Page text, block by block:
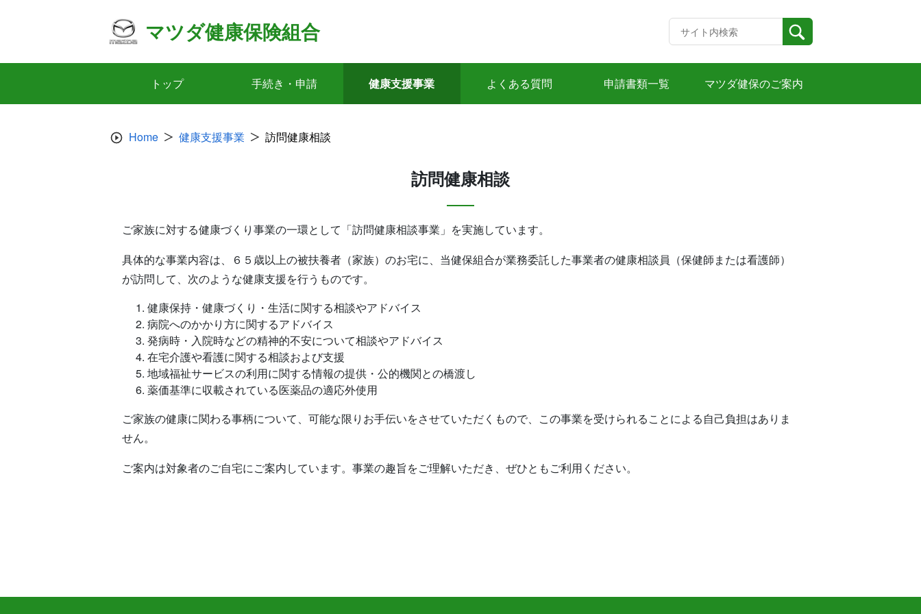
マツダ健康保険組合
トップ 手続き・申請 健康支援事業 よくある質問 申請書類一覧 マツダ健保のご案内
Home 健康支援事業 訪問健康相談
訪問健康相談
ご家族に対する健康づくり事業の一環として「訪問健康相談事業」を実施しています。
具体的な事業内容は、６５歳以上の被扶養者（家族）のお宅に、当健保組合が業務委託した事業者の健康相談員（保健師または看護師）
が訪問して、次のような健康支援を行うものです。
健康保持・健康づくり・生活に関する相談やアドバイス
病院へのかかり方に関するアドバイス
発病時・入院時などの精神的不安について相談やアドバイス
在宅介護や看護に関する相談および支援
地域福祉サービスの利用に関する情報の提供・公的機関との橋渡し
薬価基準に収載されている医薬品の適応外使用
ご家族の健康に関わる事柄について、可能な限りお手伝いをさせていただくもので、この事業を受けられることによる自己負担はありま
せん。
ご案内は対象者のご自宅にご案内しています。事業の趣旨をご理解いただき、ぜひともご利用ください。